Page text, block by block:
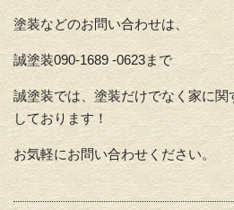
塗装などのお問い合わせは、
誠塗装090-1689 -0623まで
誠塗装では、塗装だけでなく家に関
しております！
お気軽にお問い合わせください。